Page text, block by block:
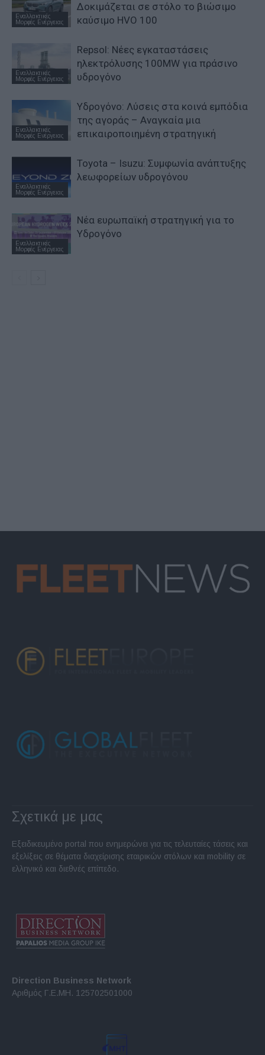
Εναλλακτικές
Μορφές Ενέργειας
Δοκιμάζεται σε στόλο το βιώσιμο
καύσιμο HVO 100
Εναλλακτικές
Μορφές Ενέργειας
Repsol: Νέες εγκαταστάσεις
ηλεκτρόλυσης 100MW για πράσινο
υδρογόνο
Εναλλακτικές
Μορφές Ενέργειας
Υδρογόνο: Λύσεις στα κοινά εμπόδια
της αγοράς – Αναγκαία μια
επικαιροποιημένη στρατηγική
Εναλλακτικές
Μορφές Ενέργειας
Toyota – Isuzu: Συμφωνία ανάπτυξης
λεωφορείων υδρογόνου
Εναλλακτικές
Μορφές Ενέργειας
Nέα ευρωπαϊκή στρατηγική για το
Υδρογόνο
Σχετικά με μας
Εξειδικευμένο portal που ενημερώνει για τις τελευταίες τάσεις και
εξελίξεις σε θέματα διαχείρισης εταιρικών στόλων και mobility σε
ελληνικό και διεθνές επίπεδο.
Direction Business Network
Αριθμός Γ.Ε.ΜΗ. 125702501000